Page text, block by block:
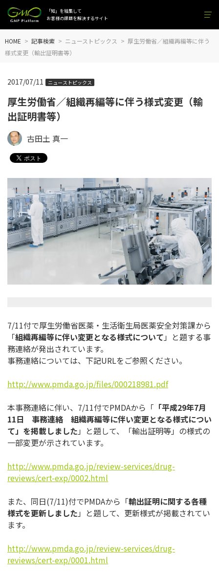
「知」を結集して
お客様の課題を解決するサイト
HOME 記事検索 ニューストピックス
厚生労働省／組織再編等に伴う
様式変更（輸出証明書等）
厚生労働省／組織再編等に伴う様式変更（輸
出証明書等）
2017/07/11 ニューストピックス
古田土 真一
7/11付で厚生労働省医薬・生活衛生局医薬安全対策課から
「組織再編等に伴い変更となる様式について 」 と題する事
務連絡が発出されています。
事務連絡については、下記URLをご参照ください。
http://www.pmda.go.jp/files/000218981.pdf
本事務連絡に伴い、7/11付でPMDAから「 「平成29年7月
11日 事務連絡 組織再編等に伴い変更となる様式につい
て」を掲載しました 」 と題して、「輸出証明等」の様式の
一部変更が示されています。
http://www.pmda.go.jp/review-services/drug-
reviews/cert-exp/0002.html
また、同日(7/11)付でPMDAから「輸出証明に関する各種
様式を更新しました 」と題して、更新様式が掲載されてい
ます。
http://www.pmda.go.jp/review-services/drug-
reviews/cert-exp/0001.html